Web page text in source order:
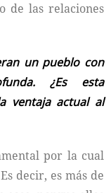
de las relaciones
un pueblo con
¿Es esta
ventaja actual al
por la cual
decir, es más de